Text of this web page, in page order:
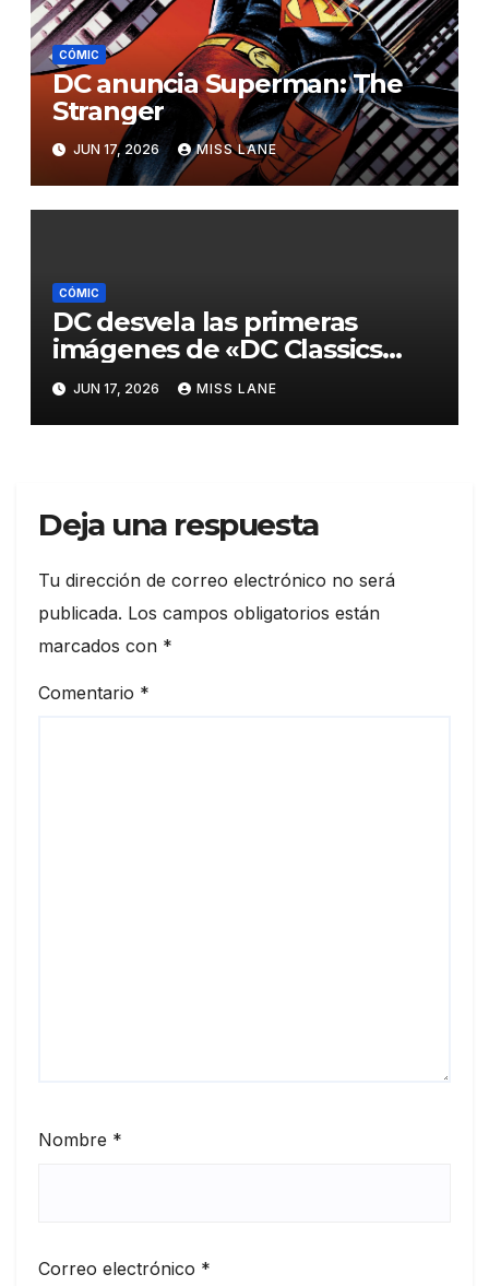
CÓMIC
DC anuncia Superman: The
Stranger
JUN 17, 2026 MISS LANE
CÓMIC
DC desvela las primeras
imágenes de «DC Classics
Artist’s Edition, de José Luis
García-López»
JUN 17, 2026 MISS LANE
Deja una respuesta
Tu dirección de correo electrónico no será
publicada. Los campos obligatorios están
marcados con *
Comentario *
Nombre *
Correo electrónico *